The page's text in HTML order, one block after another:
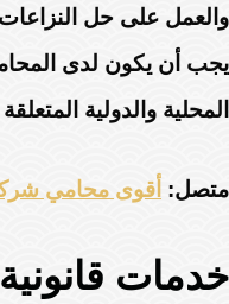
والعمل على حل النزاعات
يجب أن يكون لدى
المحلية والدولية
متصل: أقوى محامي
خدمات